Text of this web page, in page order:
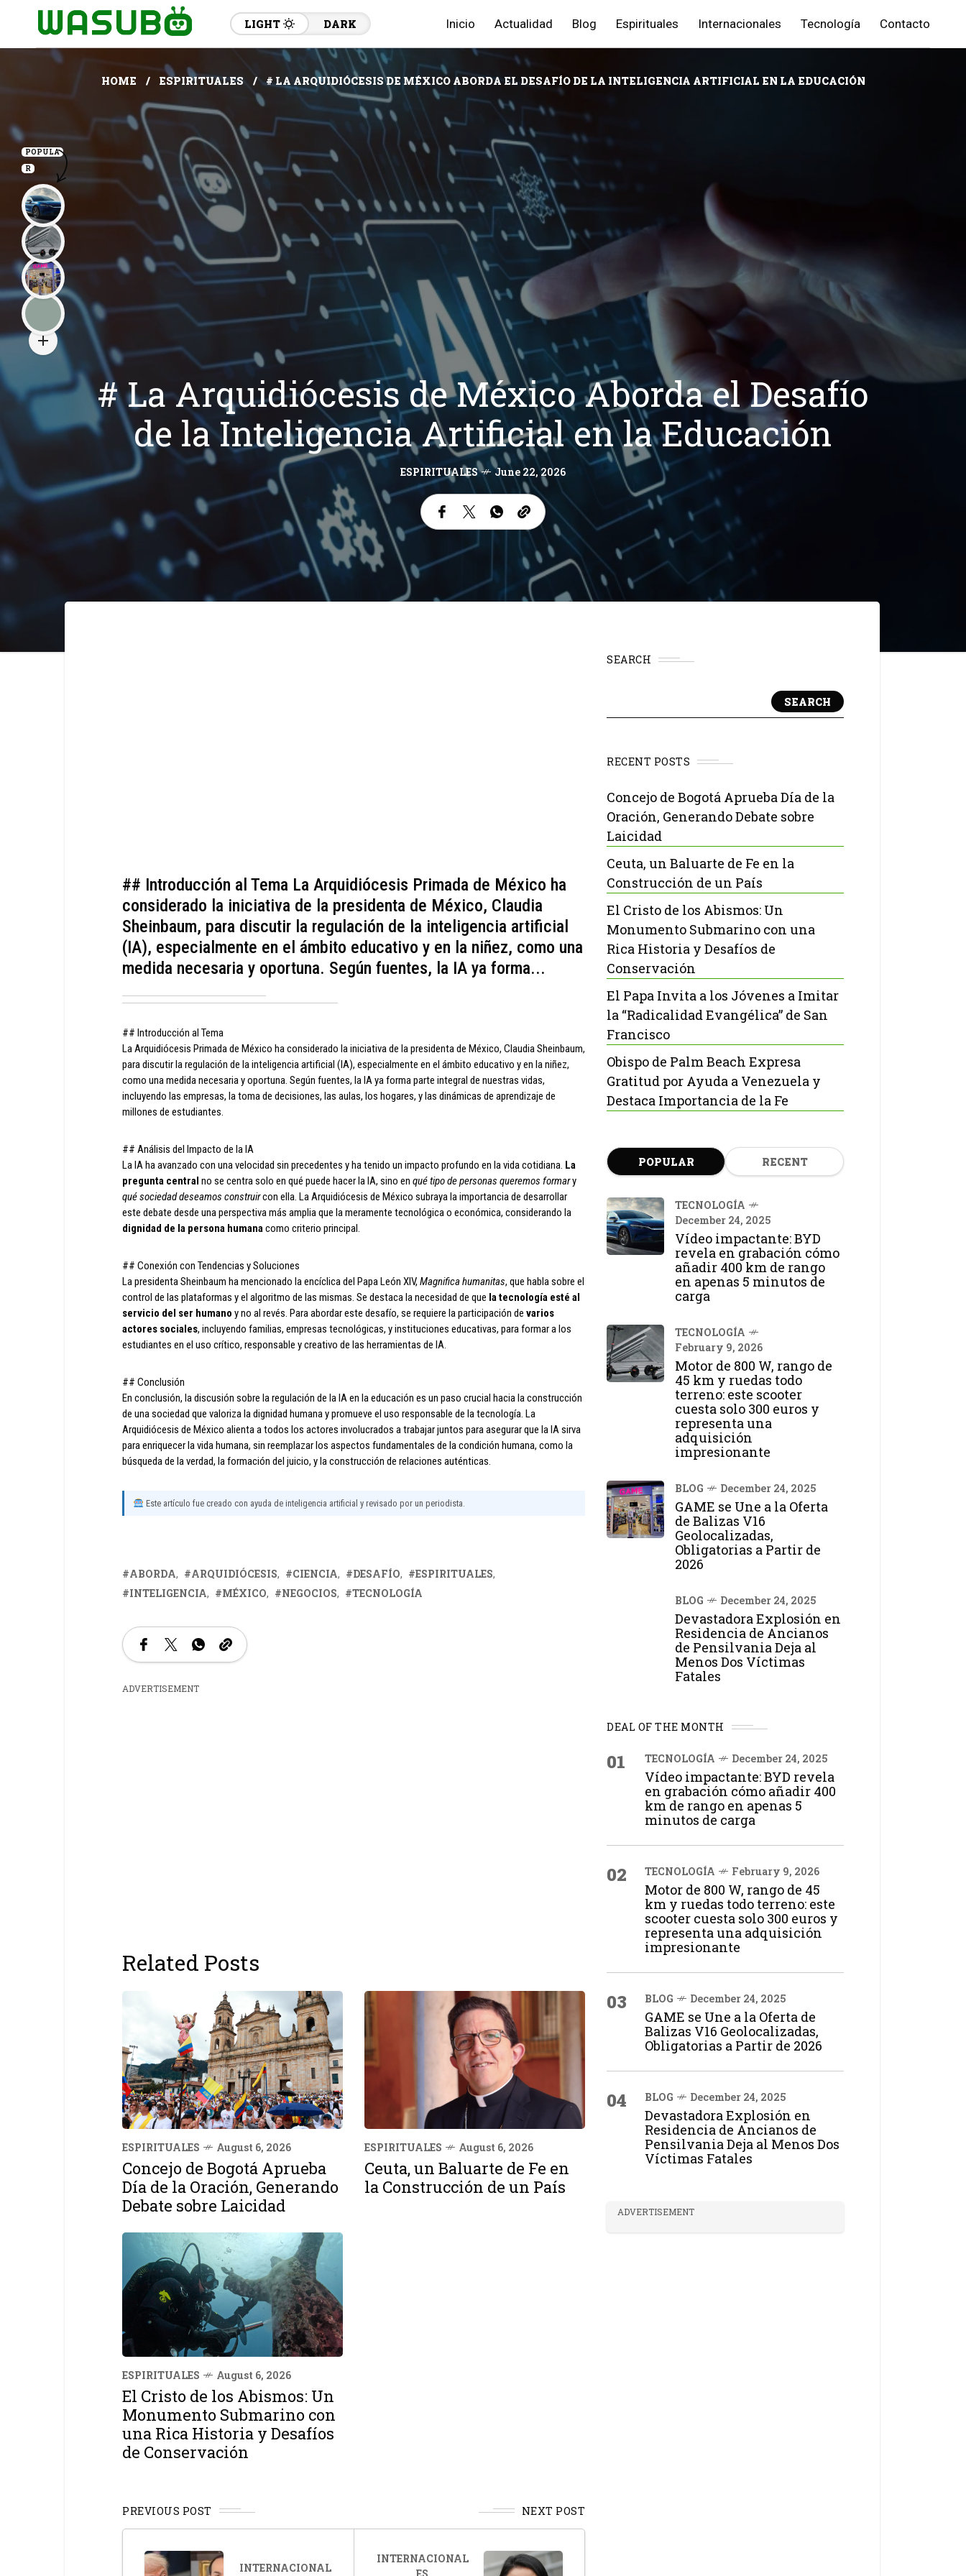
LIGHT DARK Inicio Actualidad Blog Espirituales Internacionales Tecnología Contacto
HOME ESPIRITUALES # LA ARQUIDIÓCESIS DE MÉXICO ABORDA EL DESAFÍO DE LA INTELIGENCIA ARTIFICIAL EN LA EDUCACIÓN
# La Arquidiócesis de México Aborda el Desafío
de la Inteligencia Artificial en la Educación
ESPIRITUALES June 22, 2026
## Introducción al Tema La Arquidiócesis Primada de México ha
considerado la iniciativa de la presidenta de México, Claudia
Sheinbaum, para discutir la regulación de la inteligencia artificial
(IA), especialmente en el ámbito educativo y en la niñez, como una
medida necesaria y oportuna. Según fuentes, la IA ya forma...
## Introducción al Tema
La Arquidiócesis Primada de México ha considerado la iniciativa de la presidenta de México, Claudia Sheinbaum,
para discutir la regulación de la inteligencia artificial (IA), especialmente en el ámbito educativo y en la niñez,
como una medida necesaria y oportuna. Según fuentes, la IA ya forma parte integral de nuestras vidas,
incluyendo las empresas, la toma de decisiones, las aulas, los hogares, y las dinámicas de aprendizaje de
millones de estudiantes.
## Análisis del Impacto de la IA
La IA ha avanzado con una velocidad sin precedentes y ha tenido un impacto profundo en la vida cotidiana. La
pregunta central no se centra solo en qué puede hacer la IA, sino en qué tipo de personas queremos formary
qué sociedad deseamos construircon ella. La Arquidiócesis de México subraya la importancia de desarrollar
este debate desde una perspectiva más amplia que la meramente tecnológica o económica, considerando la
dignidad de la persona humanacomo criterio principal.
## Conexión con Tendencias y Soluciones
La presidenta Sheinbaum ha mencionado la encíclica del Papa León XIV, Magnifica humanitas, que habla sobre el
control de las plataformas y el algoritmo de las mismas. Se destaca la necesidad de que la tecnología esté al
servicio del ser humano y no al revés. Para abordar este desafío, se requiere la participación de varios
actores sociales, incluyendo familias, empresas tecnológicas, y instituciones educativas, para formar a los
estudiantes en el uso crítico, responsable y creativo de las herramientas de IA.
## Conclusión
En conclusión, la discusión sobre la regulación de la IA en la educación es un paso crucial hacia la construcción
de una sociedad que valoriza la dignidad humana y promueve el uso responsable de la tecnología. La
Arquidiócesis de México alienta a todos los actores involucrados a trabajar juntos para asegurar que la IA sirva
para enriquecer la vida humana, sin reemplazar los aspectos fundamentales de la condición humana, como la
búsqueda de la verdad, la formación del juicio, y la construcción de relaciones auténticas.
Este artículo fue creado con ayuda de inteligencia artificial y revisado por un periodista.
ABORDA ARQUIDIÓCESIS CIENCIA DESAFÍO
ESPIRITUALES
INTELIGENCIA
MÉXICO NEGOCIOS TECNOLOGÍA
ADVERTISEMENT
Related Posts
ESPIRITUALES August 6, 2026
Concejo de Bogotá Aprueba
Día de la Oración, Generando
Debate sobre Laicidad
ESPIRITUALES August 6, 2026
Ceuta, un Baluarte de Fe en
la Construcción de un País
ESPIRITUALES August 6, 2026
El Cristo de los Abismos: Un
Monumento Submarino con
una Rica Historia y Desafíos
de Conservación
PREVIOUS POST NEXT POST
INTERNACIONAL
INTERNACIONAL
ES
SEARCH
SEARCH
RECENT POSTS
Concejo de Bogotá Aprueba Día de la
Oración, Generando Debate sobre
Laicidad
Ceuta, un Baluarte de Fe en la
Construcción de un País
El Cristo de los Abismos: Un
Monumento Submarino con una
Rica Historia y Desafíos de
Conservación
El Papa Invita a los Jóvenes a Imitar
la “Radicalidad Evangélica” de San
Francisco
Obispo de Palm Beach Expresa
Gratitud por Ayuda a Venezuela y
Destaca Importancia de la Fe
POPULAR RECENT
TECNOLOGÍA
December 24, 2025
Vídeo impactante: BYD
revela en grabación cómo
añadir 400 km de rango
en apenas 5 minutos de
carga
TECNOLOGÍA
February 9, 2026
Motor de 800 W, rango de
45 km y ruedas todo
terreno: este scooter
cuesta solo 300 euros y
representa una
adquisición
impresionante
BLOG December 24, 2025
GAME se Une a la Oferta
de Balizas V16
Geolocalizadas,
Obligatorias a Partir de
2026
BLOG December 24, 2025
Devastadora Explosión en
Residencia de Ancianos
de Pensilvania Deja al
Menos Dos Víctimas
Fatales
DEAL OF THE MONTH
01 TECNOLOGÍA December 24, 2025
Vídeo impactante: BYD revela
en grabación cómo añadir 400
km de rango en apenas 5
minutos de carga
02 TECNOLOGÍA February 9, 2026
Motor de 800 W, rango de 45
km y ruedas todo terreno: este
scooter cuesta solo 300 euros y
representa una adquisición
impresionante
03 BLOG December 24, 2025
GAME se Une a la Oferta de
Balizas V16 Geolocalizadas,
Obligatorias a Partir de 2026
04 BLOG December 24, 2025
Devastadora Explosión en
Residencia de Ancianos de
Pensilvania Deja al Menos Dos
Víctimas Fatales
ADVERTISEMENT
POPULA
R